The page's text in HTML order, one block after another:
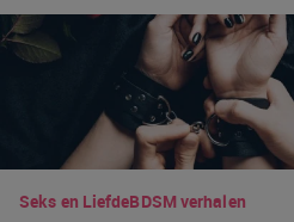
Seks en LiefdeBDSM verhalen